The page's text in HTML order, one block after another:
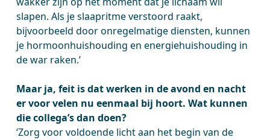
slapen. Als je slaapritme verstoord raakt,
bijvoorbeeld door onregelmatige diensten, kunnen
je hormoonhuishouding en energiehuishouding in
de war raken.’
Maar ja, feit is dat werken in de avond en nacht
er voor velen nu eenmaal bij hoort. Wat kunnen
die collega’s dan doen?
‘Zorg voor voldoende licht aan het begin van de